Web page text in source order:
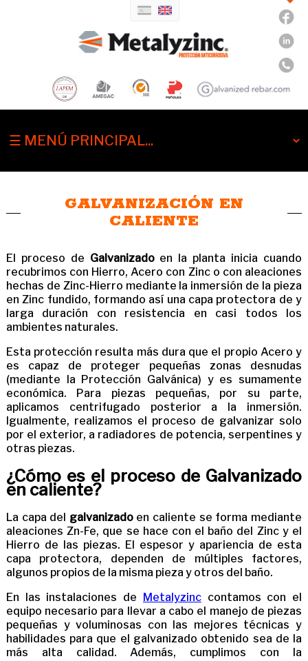
GALVANIZACIÓN EN
CALIENTE
El proceso de Galvanizadoen la planta inicia cuando
recubrimos con Hierro, Acero con Zinc o con aleaciones
hechas de Zinc-Hierro mediante la inmersión de la pieza
en Zinc fundido, formando así una capa protectora de y
larga duración con resistencia en casi todos los
ambientes naturales.
Esta protección resulta más dura que el propio Acero y
es capaz de proteger pequeñas zonas desnudas
(mediante la Protección Galvánica) y es sumamente
económica. Para piezas pequeñas, por su parte,
aplicamos centrifugado posterior a la inmersión.
Igualmente, realizamos el proceso de galvanizar solo
por el exterior, a radiadores de potencia, serpentines y
otras piezas.
¿Cómo es el proceso de Galvanizado
en caliente?
La capa del galvanizadoen caliente se forma mediante
aleaciones Zn-Fe, que se hace con el baño del Zinc y el
Hierro de las piezas. El espesor y apariencia de esta
capa protectora, dependen de múltiples factores,
algunos propios de la misma pieza y otros del baño.
En las instalaciones de Metalyzinccontamos con el
equipo necesario para llevar a cabo el manejo de piezas
pequeñas y voluminosas con las mejores técnicas y
habilidades para que el galvanizado obtenido sea de la
más alta calidad. Además, cumplimos con la